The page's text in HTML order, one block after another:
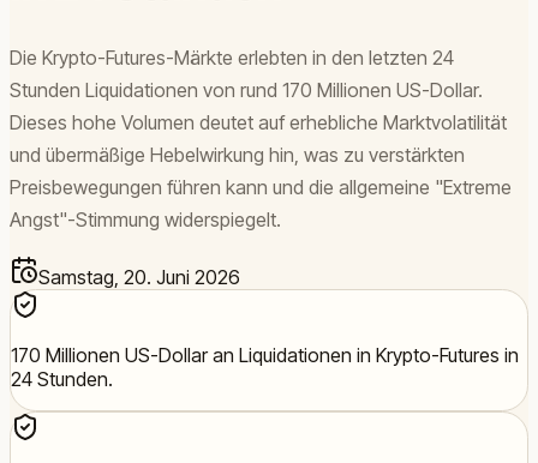
Die Krypto-Futures-Märkte erlebten in den letzten 24
Stunden Liquidationen von rund 170 Millionen US-Dollar.
Dieses hohe Volumen deutet auf erhebliche Marktvolatilität
und übermäßige Hebelwirkung hin, was zu verstärkten
Preisbewegungen führen kann und die allgemeine "Extreme
Angst"-Stimmung widerspiegelt.
Samstag, 20. Juni 2026
170 Millionen US-Dollar an Liquidationen in Krypto-Futures in
24 Stunden.